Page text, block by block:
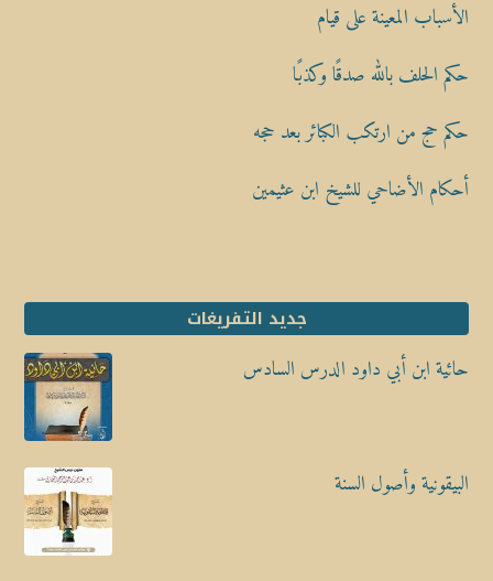
الأسباب المعينة على قيام
حكم الحلف بالله صدقًا وكذبًا
حكم حج من ارتكب الكبائر بعد حجه
أحكام الأضاحي للشيخ ابن عثيمين
جديد التفريغات
حائية ابن أبي داود الدرس السادس
البيقونية وأصول السنة